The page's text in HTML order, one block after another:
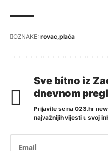
OZNAKE: novac plaća
Sve bitno iz
dnevnom
Prijavite se na 023.hr
najvažnijih vijesti u svoj